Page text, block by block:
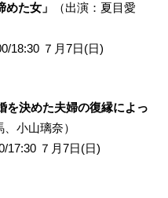
た女」
（出演：夏目愛
18:30 ７月7日(日)
を決めた夫婦の復縁によっ
、小山璃奈）
17:30 ７月7日(日)